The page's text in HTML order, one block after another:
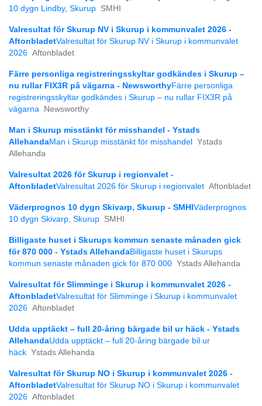
10 dygn Lindby, Skurup SMHI
Valresultat för Skurup NV i Skurup i kommunvalet 2026 -
AftonbladetValresultat för Skurup NV i Skurup i kommunvalet
2026 Aftonbladet
Färre personliga registreringsskyltar godkändes i Skurup –
nu rullar FIX3R på vägarna - NewsworthyFärre personliga
registreringsskyltar godkändes i Skurup – nu rullar FIX3R på
vägarna
Newsworthy
Man i Skurup misstänkt för misshandel - Ystads
AllehandaMan i Skurup misstänkt för misshandel
Ystads
Allehanda
Valresultat 2026 för Skurup i regionvalet -
AftonbladetValresultat 2026 för Skurup i regionvalet Aftonbladet
Väderprognos 10 dygn Skivarp, Skurup - SMHI Väderprognos
10 dygn Skivarp, Skurup SMHI
Billigaste huset i Skurups kommun senaste månaden gick
för 870 000 - Ystads AllehandaBilligaste huset i Skurups
kommun senaste månaden gick för 870 000 Ystads Allehanda
Valresultat för Slimminge i Skurup i kommunvalet 2026 -
AftonbladetValresultat för Slimminge i Skurup i kommunvalet
2026 Aftonbladet
Udda upptäckt – full 20-åring bärgade bil ur häck - Ystads
AllehandaUdda upptäckt – full 20-åring bärgade bil ur
häck Ystads Allehanda
Valresultat för Skurup NO i Skurup i kommunvalet 2026 -
AftonbladetValresultat för Skurup NO i Skurup i kommunvalet
2026 Aftonbladet